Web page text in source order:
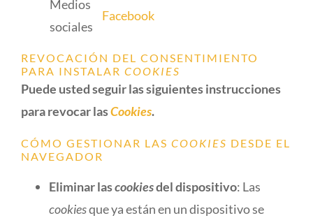
Medios
sociales
Facebook
REVOCACIÓN DEL CONSENTIMIENTO
PARA INSTALAR COOKIES
Puede usted seguir las siguientes instrucciones
para revocar lasCookies.
CÓMO GESTIONAR LAS COOKIES DESDE EL
NAVEGADOR
Eliminar lascookiesdel dispositivo: Las
cookiesque ya están en un dispositivo se